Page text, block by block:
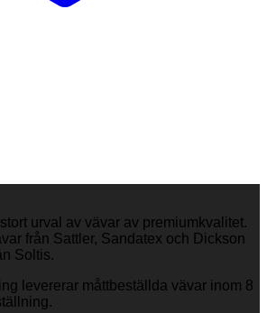
urval av vävar av premiumkvalitet.
från Sattler, Sandatex och Dickson
Soltis.
levererar måttbeställda vävar inom 8